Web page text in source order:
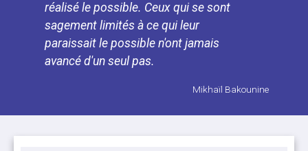
réalisé le possible. Ceux qui se sont
sagement limités à ce qui leur
paraissait le possible n'ont jamais
avancé d'un seul pas.
Mikhaïl Bakounine
allé assez loin
»